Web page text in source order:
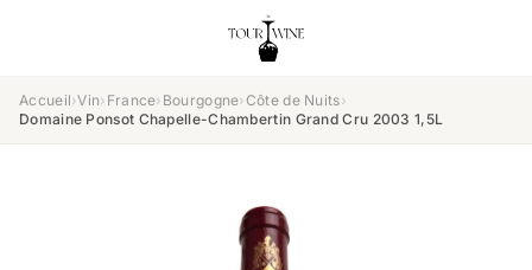
Accueil›Vin› France› Bourgogne›Côte de Nuits›
Domaine Ponsot Chapelle-Chambertin Grand Cru 2003 1,5L